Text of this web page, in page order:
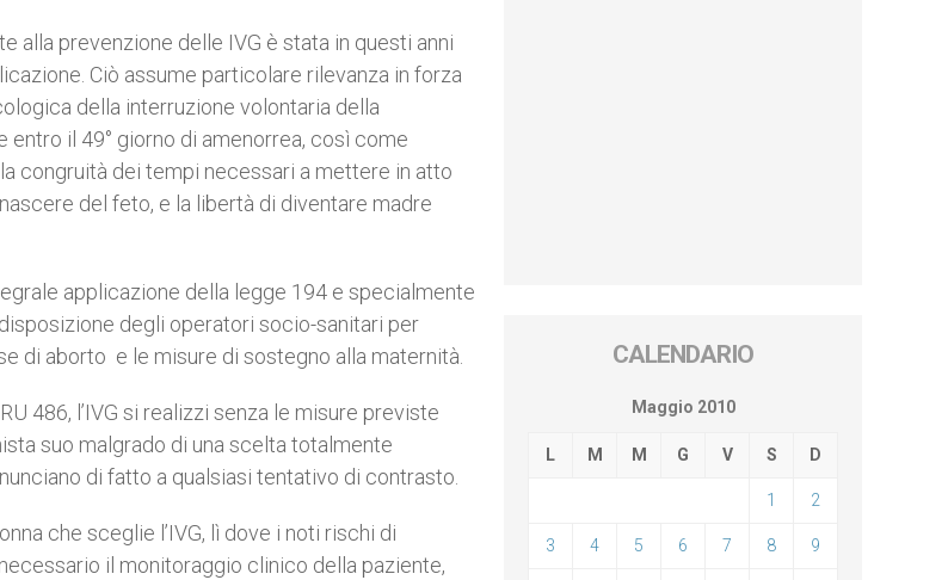
alla prevenzione delle IVG è stata in questi anni
Ciò assume particolare rilevanza in forza
della interruzione volontaria della
il 49° giorno di amenorrea, così come
congruità dei tempi necessari a mettere in atto
del feto, e la libertà di diventare madre
applicazione della legge 194 e specialmente
degli operatori socio-sanitari per
di aborto e le misure di sostegno alla maternità.
486, l’IVG si realizzi senza le misure previste
suo malgrado di una scelta totalmente
di fatto a qualsiasi tentativo di contrasto.
che sceglie l’IVG, lì dove i noti rischi di
il monitoraggio clinico della paziente,
CALENDARIO
Maggio 2010
L M M G V S D
1 2
3 4 5 6 7 8 9